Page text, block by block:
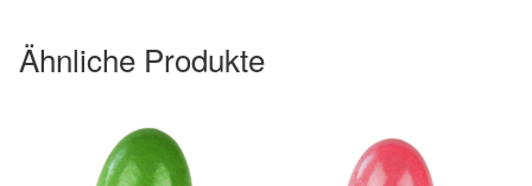
Ähnliche Produkte